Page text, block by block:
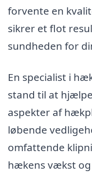
forvente en
sikrer et flot
sundheden for
En specialist i
stand til at
aspekter af
løbende
omfattende
hækens vækst